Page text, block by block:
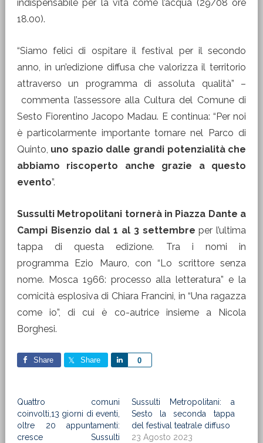
indispensabile per la vita come l’acqua (29/08 ore
18.00).
“Siamo felici di ospitare il festival per il secondo
anno, in un’edizione diffusa che valorizza il territorio
attraverso un programma di assoluta qualità” –
commenta l’assessore alla Cultura del Comune di
Sesto Fiorentino Jacopo Madau. E continua: “Per noi
è particolarmente importante tornare nel Parco di
Quinto, uno spazio dalle grandi potenzialità che
abbiamo riscoperto anche grazie a questo
evento”.
Sussulti Metropolitani tornerà in Piazza Dante a
Campi Bisenzio dal 1 al 3 settembreper l’ultima
tappa di questa edizione. Tra i nomi in
programma Ezio Mauro, con “Lo scrittore senza
nome. Mosca 1966: processo alla letteratura” e la
comicità esplosiva di Chiara Francini, in “Una ragazza
come io”, di cui è co-autrice insieme a Nicola
Borghesi.
Share Share 0
Share
Quattro comuni
coinvolti,13 giorni di eventi,
oltre 20 appuntamenti:
cresce Sussulti
Sussulti Metropolitani: a
Sesto la seconda tappa
del festival teatrale diffuso
23 Agosto 2023